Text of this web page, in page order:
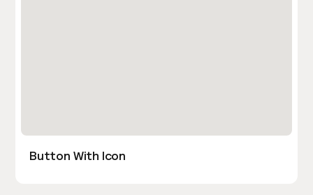
Button With Icon